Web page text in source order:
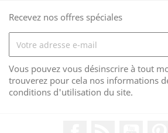
Recevez nos offres spéciales
Vous pouvez vous désinscrire à tout
trouverez pour cela nos informations
conditions d'utilisation du site.